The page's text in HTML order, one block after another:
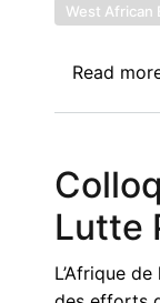
West African
Read
Lutte
L’Afrique